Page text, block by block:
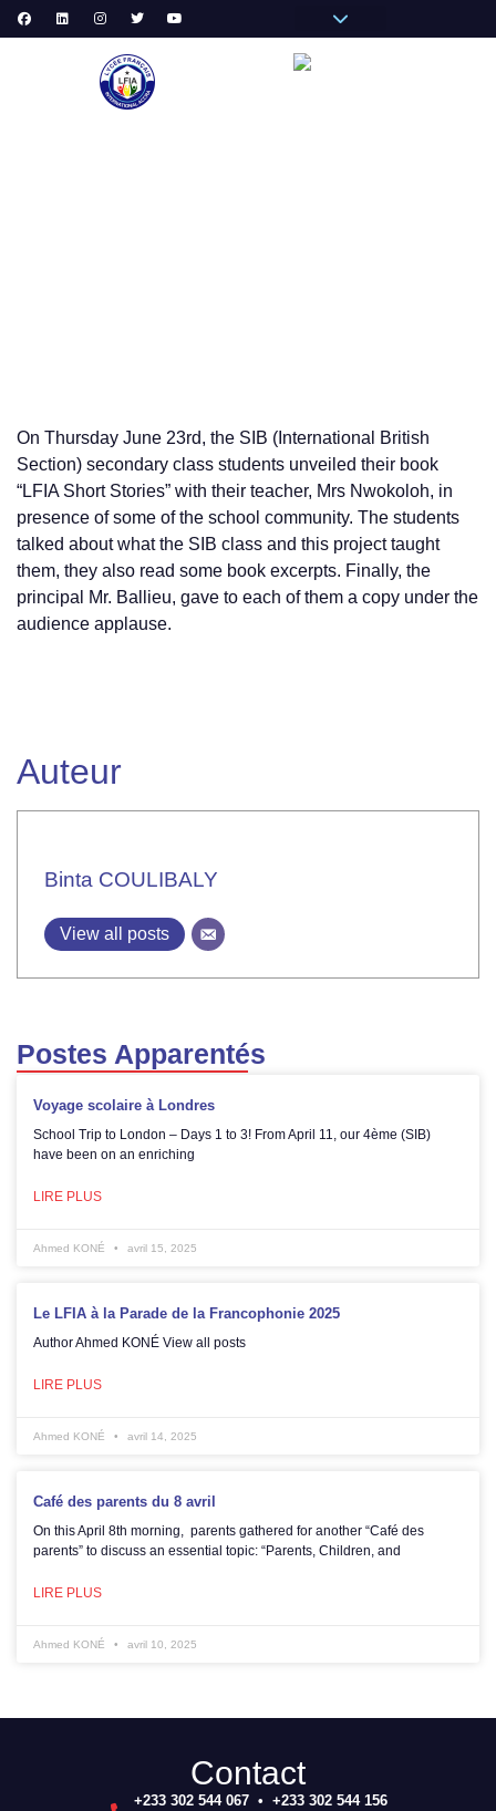
On Thursday June 23rd, the SIB (International British
Section) secondary class students unveiled their book
“LFIA Short Stories” with their teacher, Mrs Nwokoloh, in
presence of some of the school community. The students
talked about what the SIB class and this project taught
them, they also read some book excerpts. Finally, the
principal Mr. Ballieu, gave to each of them a copy under the
audience applause.
Auteur
Binta COULIBALY
View all posts
Postes Apparentés
Voyage scolaire à Londres
School Trip to London – Days 1 to 3! From April 11, our 4ème (SIB)
have been on an enriching
LIRE PLUS
Ahmed KONÉ avril 15, 2025
Le LFIA à la Parade de la Francophonie 2025
Author Ahmed KONÉ View all posts
LIRE PLUS
Ahmed KONÉ avril 14, 2025
Café des parents du 8 avril
On this April 8th morning, parents gathered for another “Café des
parents” to discuss an essential topic: “Parents, Children, and
LIRE PLUS
Ahmed KONÉ avril 10, 2025
Contact
+233 302 544 067 • +233 302 544 156